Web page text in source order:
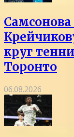
круг
Торонто
06.08.2026